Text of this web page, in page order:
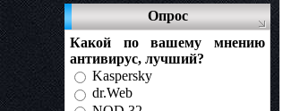
Опрос
Какой по вашему мнению
антивирус, лучший?
Kaspersky
dr.Web